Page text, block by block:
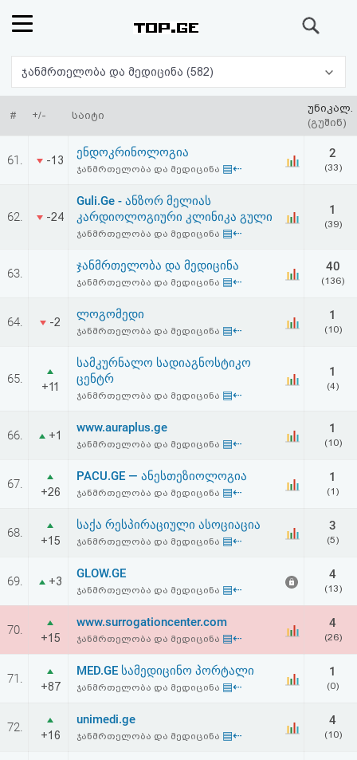
რეიტინგი
(მთავარი)
ფოსტა
პასუხი
პაროლის
აღდგენა
კოდი
სალიცენზიო
და
პასუხისმგებლობის
ჯანმრთელობა და მედიცინა (582)
# +/- საიტი
უნიკალ.
(გუშინ)
61. -13
ენდოკრინოლოგია
ჯანმრთელობა და მედიცინა ▤⇠
2
(33)
62. -24
Guli.Ge - ანზორ მელიას
კარდიოლოგიური კლინიკა გული
ჯანმრთელობა და მედიცინა ▤⇠
1
(39)
63.
ჯანმრთელობა და მედიცინა
ჯანმრთელობა და მედიცინა ▤⇠
40
(136)
64. -2
ლოგომედი
ჯანმრთელობა და მედიცინა ▤⇠
1
(10)
65.
+11
სამკურნალო სადიაგნოსტიკო
ცენტრ
ჯანმრთელობა და მედიცინა ▤⇠
1
(4)
66. +1
www.auraplus.ge
ჯანმრთელობა და მედიცინა ▤⇠
1
(10)
67.
+26
PACU.GE — ანესთეზიოლოგია
ჯანმრთელობა და მედიცინა ▤⇠
1
(1)
68.
+15
საქა რესპირაციული ასოციაცია
ჯანმრთელობა და მედიცინა ▤⇠
3
(5)
69. +3
GLOW.GE
ჯანმრთელობა და მედიცინა ▤⇠
4
(13)
70.
+15
www.surrogationcenter.com
ჯანმრთელობა და მედიცინა ▤⇠
4
(26)
71.
+87
MED.GE სამედიცინო პორტალი
ჯანმრთელობა და მედიცინა ▤⇠
1
(0)
72.
+16
unimedi.ge
ჯანმრთელობა და მედიცინა ▤⇠
4
(10)